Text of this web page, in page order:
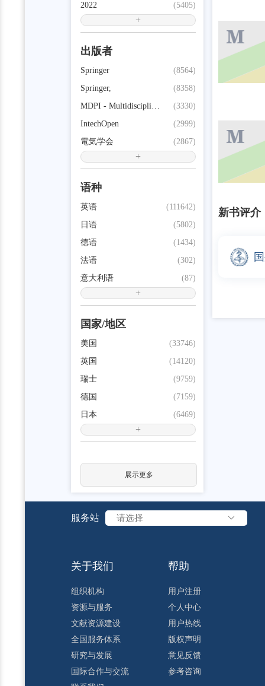
(5405)
2022
+
出版者
(8564)
Springer
(8358)
Springer,
(3330)
MDPI - Multidisciplinary Digital Publishing Institute
(2999)
IntechOpen
(2867)
電気学会
+
语种
(111642)
英语
(5802)
日语
(1434)
德语
(302)
法语
(87)
意大利语
+
国家/地区
(33746)
美国
(14120)
英国
(9759)
瑞士
(7159)
德国
(6469)
日本
+
展示更多
新书评介
服务站 请选择
关于我们
组织机构
资源与服务
文献资源建设
全国服务体系
研究与发展
国际合作与交流
帮助
用户注册
个人中心
用户热线
版权声明
意见反馈
参考咨询